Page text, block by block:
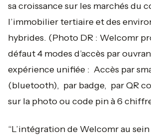
sa croissance sur les marchés du
l’immobilier tertiaire et des
hybrides. (Photo DR : Welcomr
défaut 4 modes d’accès par
expérience unifiée : Accès par
(bluetooth), par badge, par QR
sur la photo ou code pin à 6
“L’intégration de Welcomr au